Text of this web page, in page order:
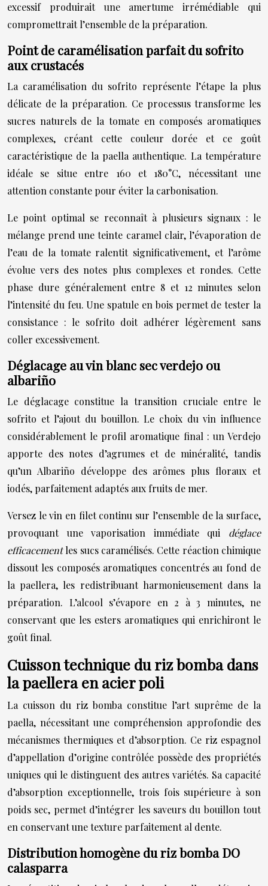
excessif produirait une amertume irrémédiable qui
compromettrait l’ensemble de la préparation.
Point de caramélisation parfait du sofrito
aux crustacés
La caramélisation du sofrito représente l’étape la plus
délicate de la préparation. Ce processus transforme les
sucres naturels de la tomate en composés aromatiques
complexes, créant cette couleur dorée et ce goût
caractéristique de la paella authentique. La température
idéale se situe entre 160 et 180°C, nécessitant une
attention constante pour éviter la carbonisation.
Le point optimal se reconnaît à plusieurs signaux : le
mélange prend une teinte caramel clair, l’évaporation de
l’eau de la tomate ralentit significativement, et l’arôme
évolue vers des notes plus complexes et rondes. Cette
phase dure généralement entre 8 et 12 minutes selon
l’intensité du feu. Une spatule en bois permet de tester la
consistance : le sofrito doit adhérer légèrement sans
coller excessivement.
Déglacage au vin blanc sec verdejo ou
albariño
Le déglacage constitue la transition cruciale entre le
sofrito et l’ajout du bouillon. Le choix du vin influence
considérablement le profil aromatique final : un Verdejo
apporte des notes d’agrumes et de minéralité, tandis
qu’un Albariño développe des arômes plus floraux et
iodés, parfaitement adaptés aux fruits de mer.
Versez le vin en filet continu sur l’ensemble de la surface,
provoquant une vaporisation immédiate qui déglace
efficacementles sucs caramélisés. Cette réaction chimique
dissout les composés aromatiques concentrés au fond de
la paellera, les redistribuant harmonieusement dans la
préparation. L’alcool s’évapore en 2 à 3 minutes, ne
conservant que les esters aromatiques qui enrichiront le
goût final.
Cuisson technique du riz bomba dans
la paellera en acier poli
La cuisson du riz bomba constitue l’art suprême de la
paella, nécessitant une compréhension approfondie des
mécanismes thermiques et d’absorption. Ce riz espagnol
d’appellation d’origine contrôlée possède des propriétés
uniques qui le distinguent des autres variétés. Sa capacité
d’absorption exceptionnelle, trois fois supérieure à son
poids sec, permet d’intégrer les saveurs du bouillon tout
en conservant une texture parfaitement al dente.
Distribution homogène du riz bomba DO
calasparra